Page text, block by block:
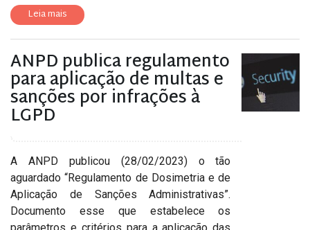
Leia mais
ANPD publica regulamento
para aplicação de multas e
sanções por infrações à
LGPD
A ANPD publicou (28/02/2023) o tão
aguardado “Regulamento de Dosimetria e de
Aplicação de Sanções Administrativas”.
Documento esse que estabelece os